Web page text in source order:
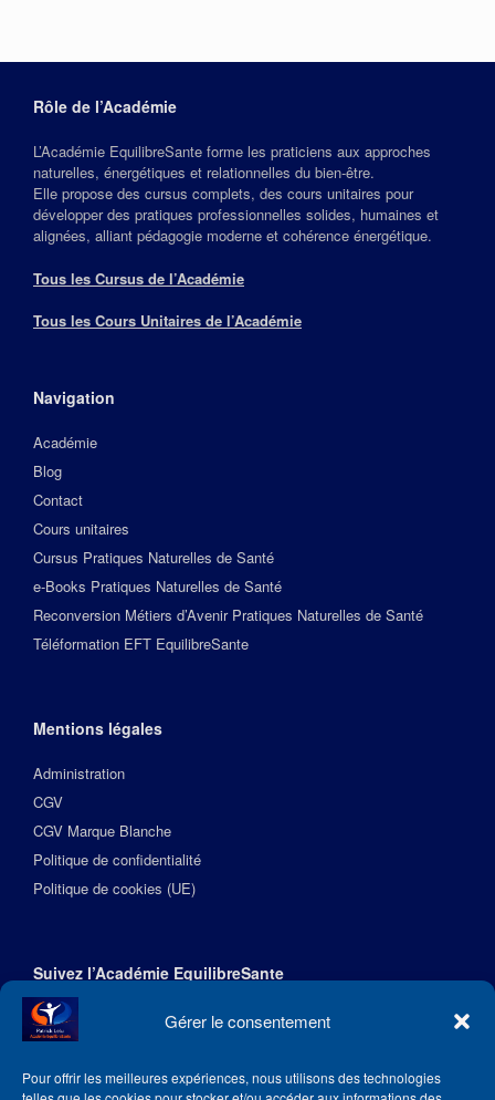
Gérer le consentement
Pour offrir les meilleures expériences, nous utilisons des technologies
Rôle de l’Académie
L’Académie EquilibreSante forme les praticiens aux approches
naturelles, énergétiques et relationnelles du bien‑être.
Elle propose des cursus complets, des cours unitaires pour
développer des pratiques professionnelles solides, humaines et
alignées, alliant pédagogie moderne et cohérence énergétique.
Tous les Cursus de l’Académie
Tous les Cours Unitaires de l’Académie
Navigation
Académie
Blog
Contact
Cours unitaires
Cursus Pratiques Naturelles de Santé
e-Books Pratiques Naturelles de Santé
Reconversion Métiers d’Avenir Pratiques Naturelles de Santé
Téléformation EFT EquilibreSante
Mentions légales
Administration
CGV
CGV Marque Blanche
Politique de confidentialité
Politique de cookies (UE)
Suivez l’Académie EquilibreSante